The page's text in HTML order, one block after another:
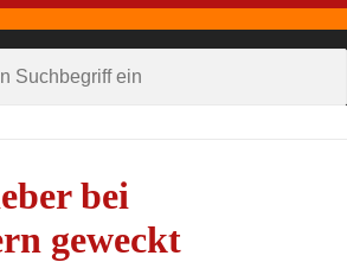
bei
geweckt